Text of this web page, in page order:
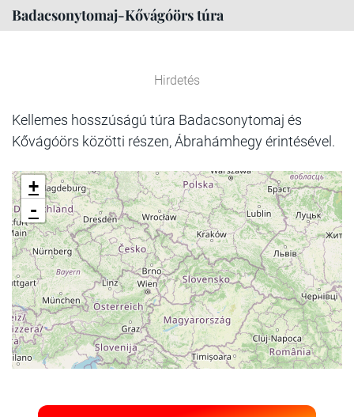
Badacsonytomaj-Kővágóörs túra
Hirdetés
Kellemes hosszúságú túra Badacsonytomaj és
Kővágóörs közötti részen, Ábrahámhegy érintésével.
+
-